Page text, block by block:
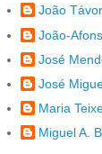
João
João-
José
José
Maria
Miguel A.